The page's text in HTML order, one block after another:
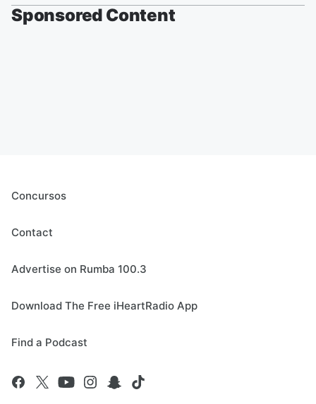
Sponsored Content
Concursos
Contact
Advertise on Rumba 100.3
Download The Free iHeartRadio App
Find a Podcast